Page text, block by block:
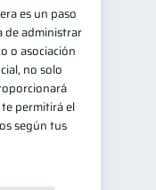
es un paso
de administrar
o asociación
no solo
permitirá el
según tus